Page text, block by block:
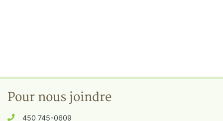
Pour nous joindre
450 745-0609